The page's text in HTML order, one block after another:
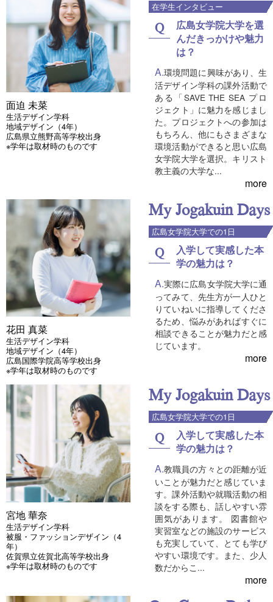
面迫 未菜
生活デザイン学科
地域デザイン（4年）
広島県立熊野高等学校出身
※学年は取材時のものです
在学生インタビュー
広島女学院大学を選
んだきっかけや魅力
は？
環境問題に興味があり、生
活デザイン学科の課外活動で
ある「SAVE THE SEA プロ
ジェクト」に魅力を感じまし
た。プロジェクトへの参加は
もちろん、他にもさまざまな
環境活動ができると思い広島
女学院大学を選択。キリスト
教主義の大学な...
more
花田 真菜
生活デザイン学科
地域デザイン（4年）
広島国際学院高等学校出身
※学年は取材時のものです
My Jogakuin Days
広島女学院大学での1日
入学して実感した本
学の魅力は？
実際に広島女学院大学に通
ってみて、先生方が一人ひと
りていねいに指導してくださ
るため、悩みがあればすぐに
相談できることが魅力だと感
じています。
more
宮地 華奈
生活デザイン学科
被服・ファッションデザイン（4
年）
佐賀県立佐賀北高等学校出身
※学年は取材時のものです
My Jogakuin Days
広島女学院大学での1日
入学して実感した本
学の魅力は？
教職員の方々との距離が近
いことが魅力だと感じていま
す。課外活動や就職活動の相
談をする際も、話しやすい雰
囲気があります。 図書館や
実習室などの施設のサービス
も充実していて、とても学び
やすい環境です。また、少人
数だからこ...
more